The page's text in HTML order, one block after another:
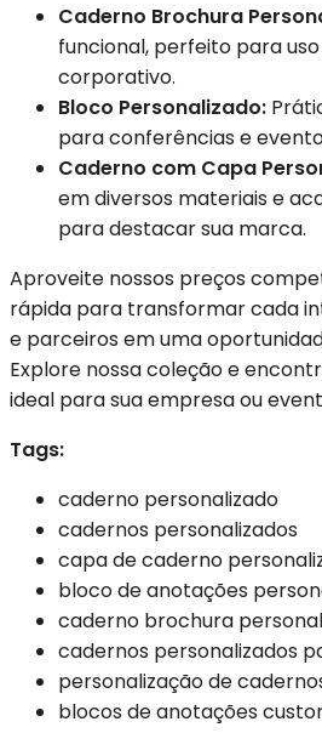
Caderno Brochura
funcional, perfeito para
corporativo.
Bloco Personalizado:
para conferências e
Caderno com Capa
em diversos materiais e
para destacar sua marca.
Aproveite nossos preços
rápida para transformar cada
e parceiros em uma
Explore nossa coleção e
ideal para sua empresa ou
Tags:
caderno personalizado
cadernos personalizados
capa de caderno
bloco de anotações
caderno brochura
cadernos personalizados
personalização de
blocos de anotações